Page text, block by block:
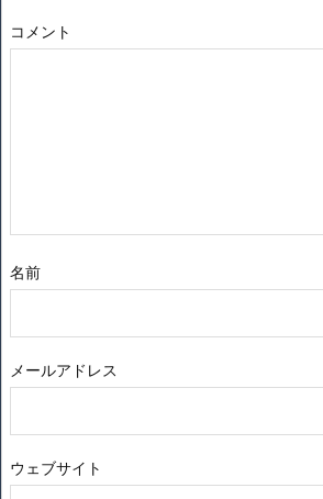
コメント
名前
メールアドレス
ウェブサイト